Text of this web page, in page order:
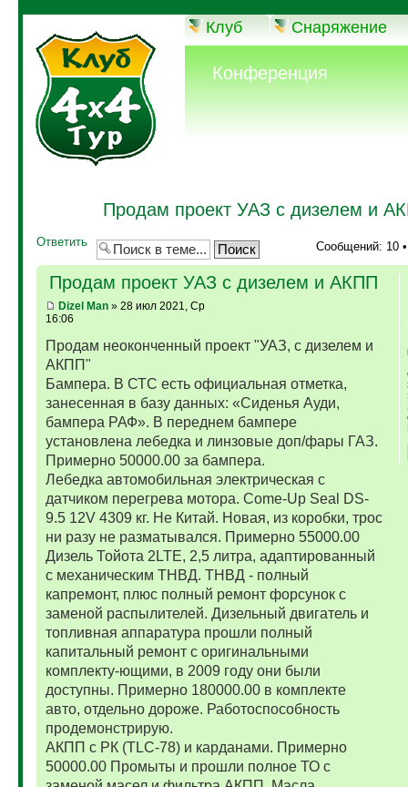
Клуб Снаряжение
Конференция
Продам проект УАЗ с дизелем и
Ответить Сообщений: 10
Продам проект УАЗ с дизелем и АКПП
Dizel Man» 28 июл 2021, Ср
16:06
Продам неоконченный проект "УАЗ, с дизелем и
АКПП"
Бампера. В СТС есть официальная отметка,
занесенная в базу данных: «Сиденья Ауди,
бампера РАФ». В переднем бампере
установлена лебедка и линзовые доп/фары ГАЗ.
Примерно 50000.00 за бампера.
Лебедка автомобильная электрическая с
датчиком перегрева мотора. Come-Up Seal DS-
9.5 12V 4309 кг. Не Китай. Новая, из коробки, трос
ни разу не разматывался. Примерно 55000.00
Дизель Тойота 2LTE, 2,5 литра, адаптированный
с механическим ТНВД. ТНВД - полный
капремонт, плюс полный ремонт форсунок с
заменой распылителей. Дизельный двигатель и
топливная аппаратура прошли полный
капитальный ремонт с оригинальными
комплекту-ющими, в 2009 году они были
доступны. Примерно 180000.00 в комплекте
авто, отдельно дороже. Работоспособность
продемонстрирую.
АКПП с РК (TLC-78) и карданами. Примерно
50000.00 Промыты и прошли полное ТО с